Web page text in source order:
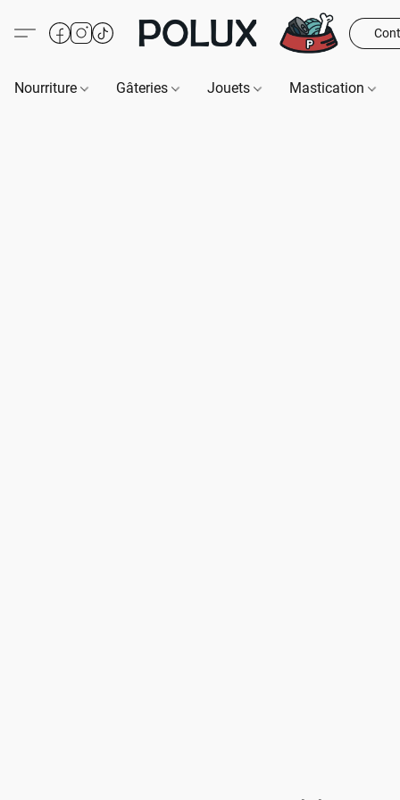
Nourriture Gâteries Jouets Mastication